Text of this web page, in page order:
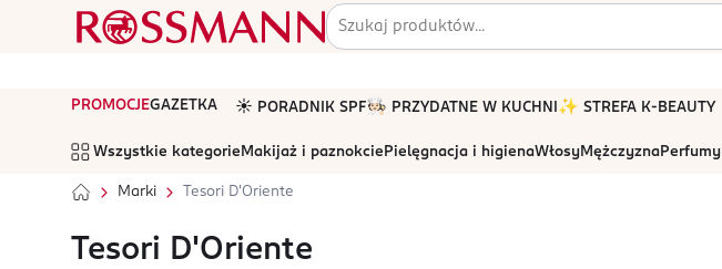
PROMOCJEGAZETKA ☀️ PORADNIK SPF🧑🏻‍🍳 PRZYDATNE W KUCHNI ✨ STREFA K-BEAUTY
Wszystkie kategorie Makijaż i paznokcie Pielęgnacja i higienaWłosyMężczyznaPerfumy
Marki Tesori D'Oriente
Tesori D'Oriente